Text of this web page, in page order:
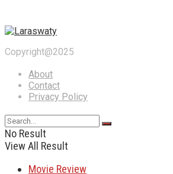
Copyright@2025
About
Contact
Privacy Policy
No Result
View All Result
Movie Review